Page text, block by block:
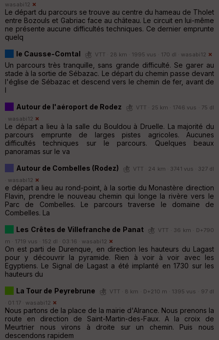
wasabi12
Le départ du parcours se trouve au centre du hameau de Tholet
entre Bozouls et Gabriac face au château. Le circuit en lui-même
ne présente aucune difficultés techniques. Ce dernier emprunte
quelq
le Causse-Comtal
VTT · 28 km · 1995 vus · 170 dl · wasabi12
Un parcours très tranquille, sans grande difficulté. Se garer au
stade à la sortie de Sébazac. Le départ du chemin passe devant
l'église de Sébazac et descend vers le chemin de fer, avant de
l
Autour de l'aéroport de Rodez
VTT · 25 km · 1746 vus · 75 dl
· wasabi12
Le départ a lieu à la salle du Bouldou à Druelle. La majorité du
parcours emprunte de larges pistes agricoles. Aucunes
difficultés techniques sur le parcours. Quelques beaux
panoramas sur le va
Autour de Combelles (Rodez)
VTT · 24 km · 3741 vus · 327 dl
· wasabi12
e départ a lieu au rond-point, à la sortie du Monastère direction
Flavin, prendre le nouveau chemin qui longe la rivère vers le
Parc de Combelles. Le parcours traverse le domaine de
Combelles. La
Les Crêtes de Villefranche de Panat
VTT · 36 km · D+790
m · 1719 vus · 152 dl · 03:16 · wasabi12
On est parti de Durenque, en direction les hauteurs du Lagast
pour y découvrir la pyramide. Rien à voir à voir avec les
Egyptiens. Le Signal de Lagast a été implanté en 1730 sur les
hauteurs du
La Tour de Peyrebrune
VTT · 8 km · D+210 m · 1395 vus · 97 dl
· 01:17 · wasabi12
Nous partons de la place de la mairie d'Alrance. Nous prenons la
route en direction de Saint-Martin-des-Faux. A la croix de
Meurtrier nous virons à droite sur un chemin. Puis nous
descendons rapidem